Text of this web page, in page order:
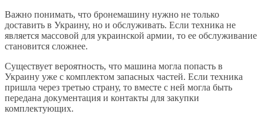
Важно понимать, что бронемашину нужно не только
доставить в Украину, но и обслуживать. Если техника не
является массовой для украинской армии, то ее обслуживание
становится сложнее.
Существует вероятность, что машина могла попасть в
Украину уже с комплектом запасных частей. Если техника
пришла через третью страну, то вместе с ней могла быть
передана документация и контакты для закупки
комплектующих.